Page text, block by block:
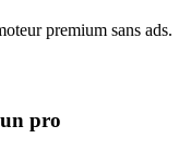
premium sans ads.
pro